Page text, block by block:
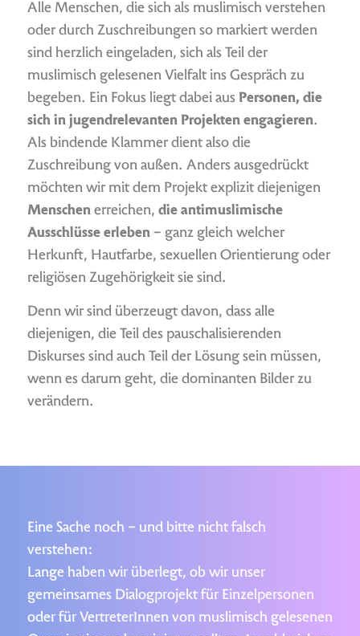
Alle Menschen, die sich als muslimisch verstehen
oder durch Zuschreibungen so markiert werden
sind herzlich eingeladen, sich als Teil der
muslimisch gelesenen Vielfalt ins Gespräch zu
begeben. Ein Fokus liegt dabei aus Personen, die
sich in jugendrelevanten Projekten engagieren.
Als bindende Klammer dient also die
Zuschreibung von außen. Anders ausgedrückt
möchten wir mit dem Projekt explizit diejenigen
Menschenerreichen, die antimuslimische
Ausschlüsse erleben– ganz gleich welcher
Herkunft, Hautfarbe, sexuellen Orientierung oder
religiösen Zugehörigkeit sie sind.
Denn wir sind überzeugt davon, dass alle
diejenigen, die Teil des pauschalisierenden
Diskurses sind auch Teil der Lösung sein müssen,
wenn es darum geht, die dominanten Bilder zu
verändern.
Eine Sache noch – und bitte nicht falsch
verstehen:
Lange haben wir überlegt, ob wir unser
gemeinsames Dialogprojekt für Einzelpersonen
oder für VertreterInnen von muslimisch gelesenen